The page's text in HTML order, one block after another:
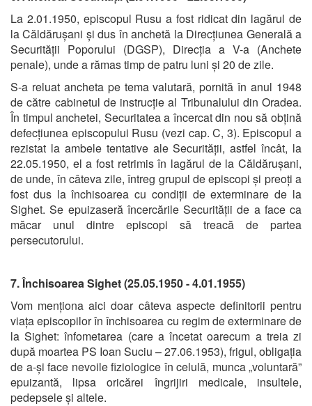
La 2.01.1950, episcopul Rusu a fost ridicat din lagărul de
la Căldărușani și dus în anchetă la Direcțiunea Generală a
Securității Poporului (DGSP), Direcția a V-a (Anchete
penale), unde a rămas timp de patru luni și 20 de zile.
S-a reluat ancheta pe tema valutară, pornită în anul 1948
de către cabinetul de instrucție al Tribunalului din Oradea.
În timpul anchetei, Securitatea a încercat din nou să obțină
defecțiunea episcopului Rusu (vezi cap. C, 3). Episcopul a
rezistat la ambele tentative ale Securității, astfel încât, la
22.05.1950, el a fost retrimis în lagărul de la Căldărușani,
de unde, în câteva zile, întreg grupul de episcopi și preoți a
fost dus la închisoarea cu condiții de exterminare de la
Sighet. Se epuizaseră încercările Securității de a face ca
măcar unul dintre episcopi să treacă de partea
persecutorului.
7. Închisoarea Sighet (25.05.1950 - 4.01.1955)
Vom menționa aici doar câteva aspecte definitorii pentru
viața episcopilor în închisoarea cu regim de exterminare de
la Sighet: înfometarea (care a încetat oarecum a treia zi
după moartea PS Ioan Suciu – 27.06.1953), frigul, obligația
de a-și face nevoile fiziologice în celulă, munca „voluntară”
epuizantă, lipsa oricărei îngrijiri medicale, insultele,
pedepsele și altele.